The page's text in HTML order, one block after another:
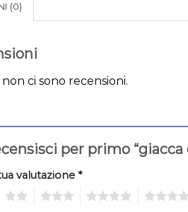
(0)
ci sono recensioni.
per primo “giacca
valutazione *